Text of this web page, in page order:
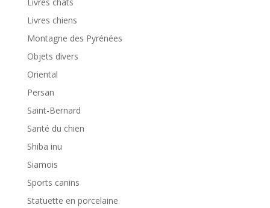
Livres chiens
Montagne des Pyrénées
Objets divers
Oriental
Persan
Saint-Bernard
Santé du chien
Shiba inu
Siamois
Sports canins
Statuette en porcelaine